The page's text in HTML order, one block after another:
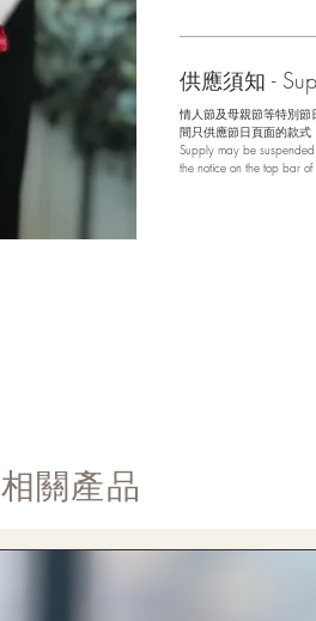
供應須知 -
情人節及母親節等特別
間只供應節日頁面的款式
Supply may be
the notice on the top bar
​相關產品